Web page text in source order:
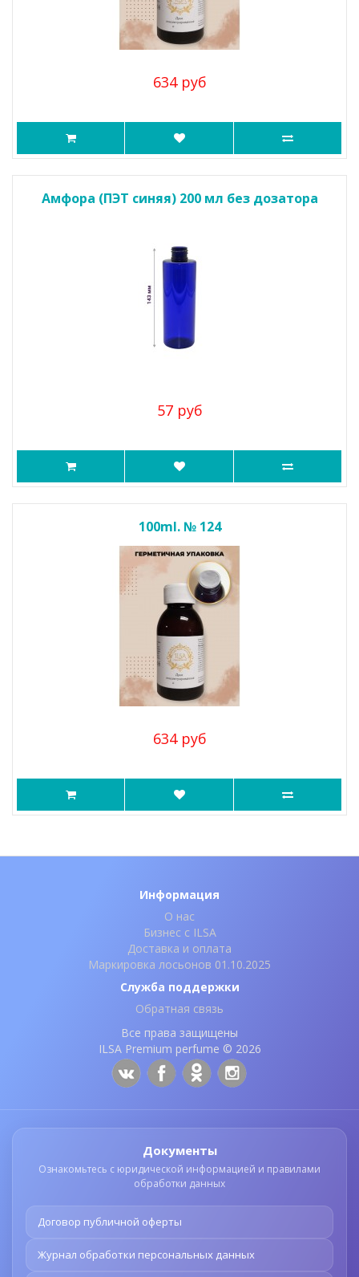
634 руб
Амфора (ПЭТ синяя) 200 мл без дозатора
57 руб
100ml. № 124
634 руб
Информация
О нас
Бизнес с ILSA
Доставка и оплата
Маркировка лосьонов 01.10.2025
Служба поддержки
Обратная связь
Все права защищены
ILSA Premium perfume © 2026
Документы
Ознакомьтесь с юридической информацией и правилами
обработки данных
Договор публичной оферты
Журнал обработки персональных данных